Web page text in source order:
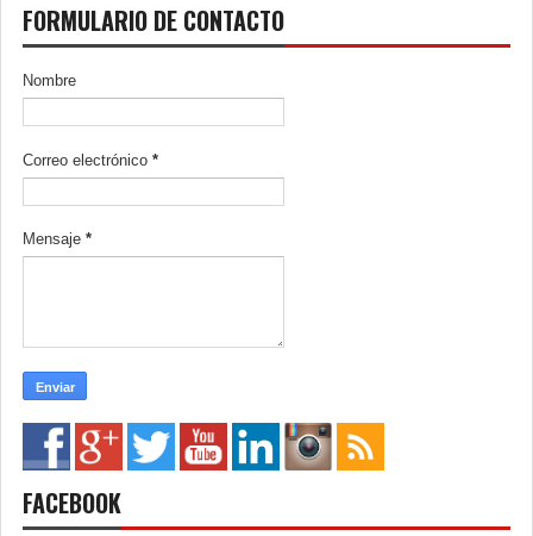
FORMULARIO DE CONTACTO
Nombre
Correo electrónico *
Mensaje *
FACEBOOK